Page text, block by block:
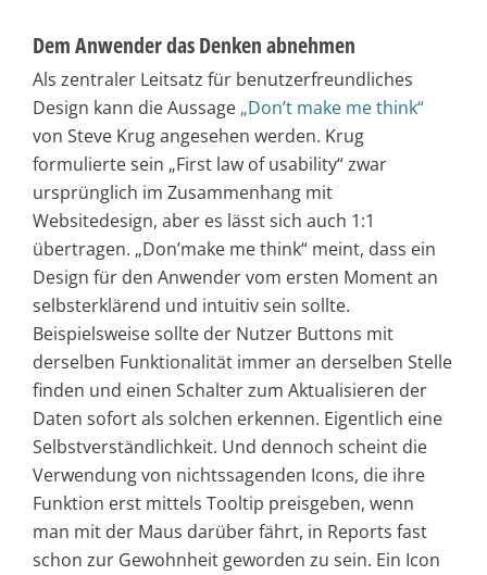
Dem Anwender das Denken abnehmen
Als zentraler Leitsatz für benutzerfreundliches
Design kann die Aussage „Don’t make me think“
von Steve Krug angesehen werden. Krug
formulierte sein „First law of usability“ zwar
ursprünglich im Zusammenhang mit
Websitedesign, aber es lässt sich auch 1:1
übertragen. „Don’make me think“ meint, dass ein
Design für den Anwender vom ersten Moment an
selbsterklärend und intuitiv sein sollte.
Beispielsweise sollte der Nutzer Buttons mit
derselben Funktionalität immer an derselben Stelle
finden und einen Schalter zum Aktualisieren der
Daten sofort als solchen erkennen. Eigentlich eine
Selbstverständlichkeit. Und dennoch scheint die
Verwendung von nichtssagenden Icons, die ihre
Funktion erst mittels Tooltip preisgeben, wenn
man mit der Maus darüber fährt, in Reports fast
schon zur Gewohnheit geworden zu sein. Ein Icon